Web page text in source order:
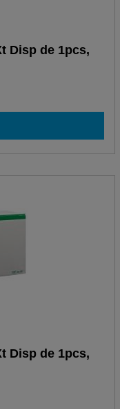
Disp de 1pcs,
Disp de 1pcs,